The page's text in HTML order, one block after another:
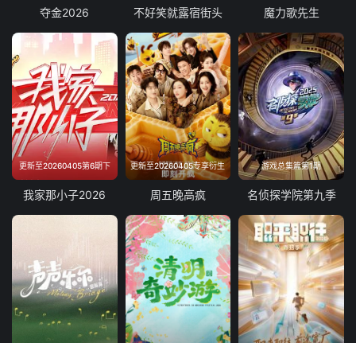
夺金2026 不好笑就露宿街头 魔力歌先生
更新至20260405第6期下
我家那小子2026
更新至20260405专享衍生
周五晚高疯
游戏总集篇第1期
名侦探学院第九季